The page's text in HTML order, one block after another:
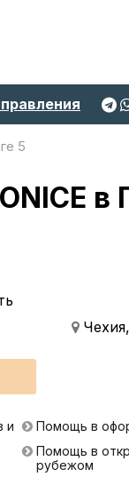
5
в
и
Помощь в
Помощь в
рубежом